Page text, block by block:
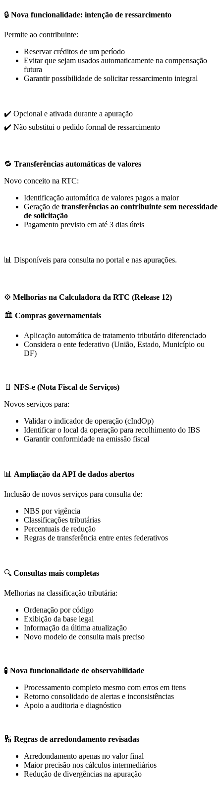
🔒 Nova funcionalidade: intenção de ressarcimento
Permite ao contribuinte:
Reservar créditos de um período
Evitar que sejam usados automaticamente na compensação
futura
Garantir possibilidade de solicitar ressarcimento integral
✔️ Opcional e ativada durante a apuração
✔️ Não substitui o pedido formal de ressarcimento
🔁 Transferências automáticas de valores
Novo conceito na RTC:
Identificação automática de valores pagos a maior
Geração de transferências ao contribuinte sem necessidade
de solicitação
Pagamento previsto em até 3 dias úteis
📊 Disponíveis para consulta no portal e nas apurações.
⚙️ Melhorias na Calculadora da RTC (Release 12)
🏛️ Compras governamentais
Aplicação automática de tratamento tributário diferenciado
Considera o ente federativo (União, Estado, Município ou
DF)
📄 NFS-e (Nota Fiscal de Serviços)
Novos serviços para:
Validar o indicador de operação (cIndOp)
Identificar o local da operação para recolhimento do IBS
Garantir conformidade na emissão fiscal
📊 Ampliação da API de dados abertos
Inclusão de novos serviços para consulta de:
NBS por vigência
Classificações tributárias
Percentuais de redução
Regras de transferência entre entes federativos
🔍 Consultas mais completas
Melhorias na classificação tributária:
Ordenação por código
Exibição da base legal
Informação da última atualização
Novo modelo de consulta mais preciso
🧪 Nova funcionalidade de observabilidade
Processamento completo mesmo com erros em itens
Retorno consolidado de alertas e inconsistências
Apoio a auditoria e diagnóstico
🔢 Regras de arredondamento revisadas
Arredondamento apenas no valor final
Maior precisão nos cálculos intermediários
Redução de divergências na apuração